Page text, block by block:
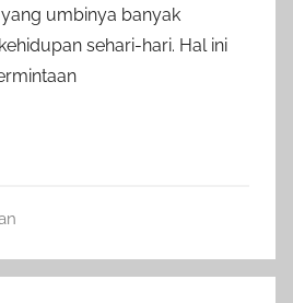
umbinya banyak
sehari-hari. Hal ini